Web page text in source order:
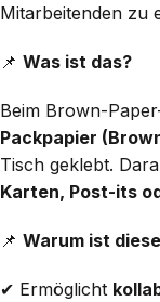
Mitarbeitenden zu
📌 Was ist das?
Beim Brown-
Packpapier
Tisch geklebt.
Karten, Post-its
📌 Warum ist
✔ Ermöglicht